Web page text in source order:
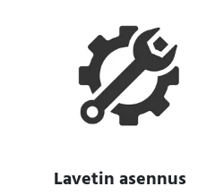
Lavetin asennus